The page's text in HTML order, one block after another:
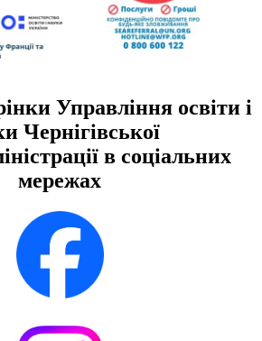
Управління освіти і
Чернігівської
в соціальних
мережах